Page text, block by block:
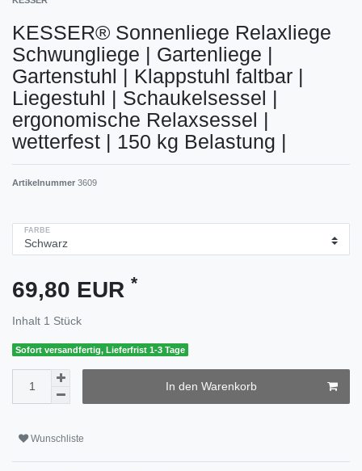
KESSER® Sonnenliege Relaxliege
Schwungliege | Gartenliege |
Gartenstuhl | Klappstuhl faltbar |
Liegestuhl | Schaukelsessel |
ergonomische Relaxsessel |
wetterfest | 150 kg Belastung |
Artikelnummer 3609
FARBE
69,80 EUR *
Inhalt 1 Stück
Sofort versandfertig, Lieferfrist 1-3 Tage
In den Warenkorb
Wunschliste